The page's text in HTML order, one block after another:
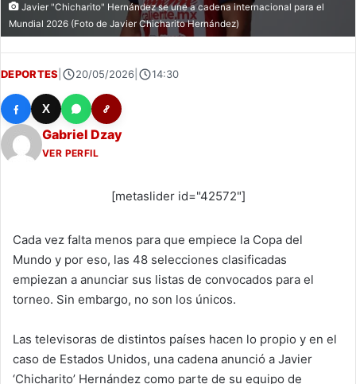
Javier "Chicharito" Hernández se une a cadena internacional para el
Mundial 2026 (Foto de Javier Chicharito Hernández)
DEPORTES 20/05/2026 14:30
X
Gabriel Dzay
VER PERFIL
[metaslider id="42572"]
Cada vez falta menos para que empiece la Copa del
Mundo y por eso, las 48 selecciones clasificadas
empiezan a anunciar sus listas de convocados para el
torneo. Sin embargo, no son los únicos.
Las televisoras de distintos países hacen lo propio y en el
caso de Estados Unidos, una cadena anunció a Javier
‘Chicharito’ Hernández como parte de su equipo de